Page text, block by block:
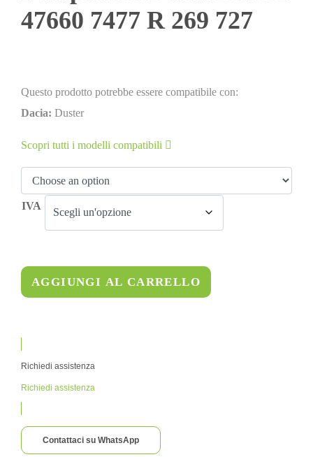
47660 7477 R 269 727
Questo prodotto potrebbe essere compatibile con:
Dacia: Duster
Scopri tutti i modelli compatibili
IVA
AGGIUNGI AL CARRELLO
Richiedi assistenza
Richiedi assistenza
Contattaci su WhatsApp